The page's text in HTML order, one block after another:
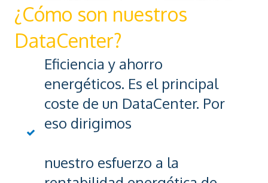
¿Cómo son nuestros
DataCenter?
Eficiencia y ahorro
energéticos. Es el principal
coste de un DataCenter. Por
eso dirigimos
nuestro esfuerzo a la